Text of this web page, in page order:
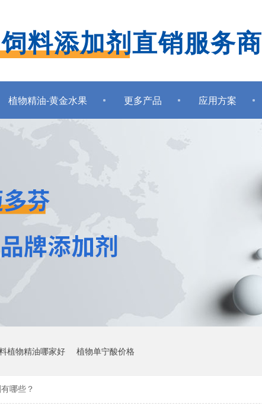
料添加剂直销服务商
植物精油-黄金水果 更多产品 应用方案
植物精油哪家好 植物单宁酸价格
哪些？